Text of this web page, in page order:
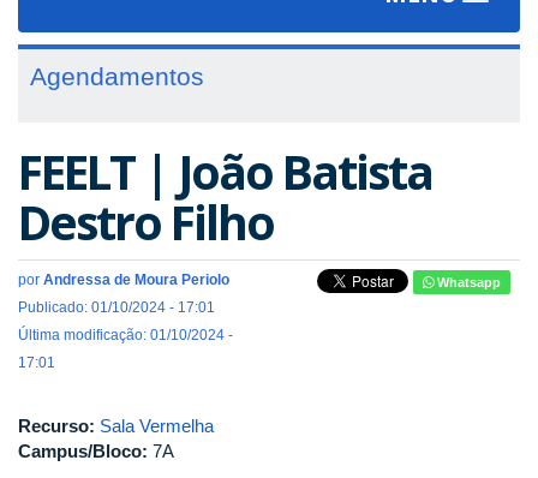
Agendamentos
FEELT | João Batista
Destro Filho
por Andressa de Moura Periolo
Publicado: 01/10/2024 - 17:01
Última modificação: 01/10/2024 -
17:01
Whatsapp
Recurso: Sala Vermelha
Campus/Bloco: 7A